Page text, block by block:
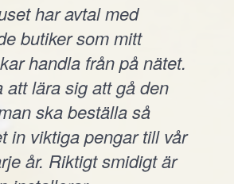
har avtal med
butiker som mitt
handla från på nätet.
att lära sig att gå den
ska beställa så
in viktiga pengar till vår
år. Riktigt smidigt är